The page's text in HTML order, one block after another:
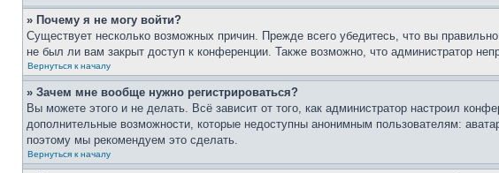
» Почему я не могу войти?
Существует несколько возможных причин. Прежде всего убедитесь, что вы
не был ли вам закрыт доступ к конференции. Также возможно, что администратор
Вернуться к началу
» Зачем мне вообще нужно регистрироваться?
Вы можете этого и не делать. Всё зависит от того, как администратор настроил
дополнительные возможности, которые недоступны анонимным пользователям:
поэтому мы рекомендуем это сделать.
Вернуться к началу